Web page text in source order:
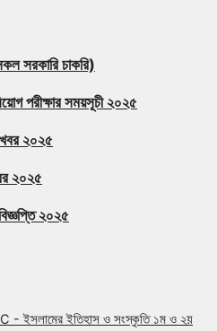
সরকারি চাকরি)
পরীক্ষার সময়সূচী ২০২৫
২০২৫
২০২৫
২০২৫
- ইসলামের ইতিহাস ও সংস্কৃতি ১ম ও ২য়